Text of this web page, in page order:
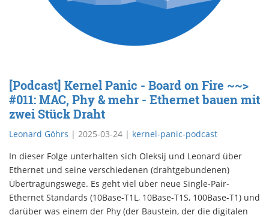
[Podcast] Kernel Panic - Board on Fire ~~>
#011: MAC, Phy & mehr - Ethernet bauen mit
zwei Stück Draht
Leonard Göhrs | 2025-03-24 | kernel-panic-podcast
In dieser Folge unterhalten sich Oleksij und Leonard über
Ethernet und seine verschiedenen (drahtgebundenen)
Übertragungswege. Es geht viel über neue Single-Pair-
Ethernet Standards (10Base-T1L, 10Base-T1S, 100Base-T1) und
darüber was einem der Phy (der Baustein, der die digitalen